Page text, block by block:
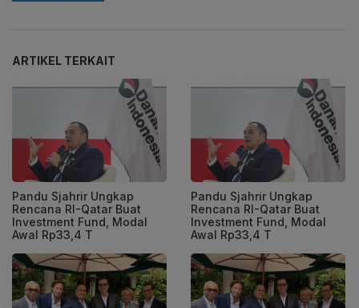
ARTIKEL TERKAIT
Pandu Sjahrir Ungkap
Rencana RI-Qatar Buat
Investment Fund, Modal
Awal Rp33,4 T
Pandu Sjahrir Ungkap
Rencana RI-Qatar Buat
Investment Fund, Modal
Awal Rp33,4 T